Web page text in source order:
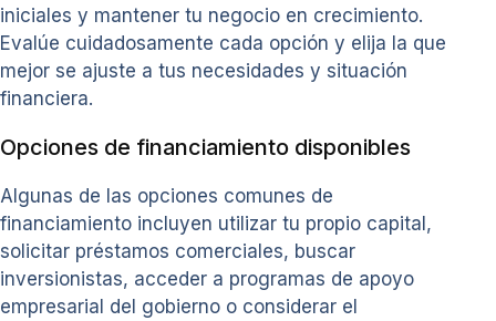
iniciales y mantener tu negocio en crecimiento.
Evalúe cuidadosamente cada opción y elija la que
mejor se ajuste a tus necesidades y situación
financiera.
Opciones de financiamiento disponibles
Algunas de las opciones comunes de
financiamiento incluyen utilizar tu propio capital,
solicitar préstamos comerciales, buscar
inversionistas, acceder a programas de apoyo
empresarial del gobierno o considerar el